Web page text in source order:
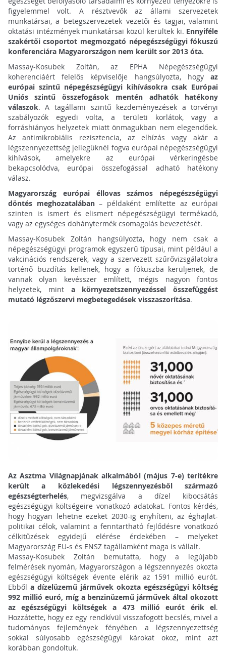
figyelemmel volt. A résztvevők az állami szervezetek
munkatársai, a betegszervezetek vezetői és tagjai, valamint
oktatási intézmények munkatársai közül kerültek ki. Ennyiféle
szakértői csoportot megmozgató népegészségügyi fókuszú
konferenciára Magyarországon nem került sor 2013 óta.
Massay-Kosubek Zoltán, az EPHA Népegészségügyi
koherenciáért felelős képviselője hangsúlyozta, hogyaz
európai szintű népegészségügyi kihívásokra csak Európai
Uniós szintű összefogások mentén adhatók hatékony
válaszok. A tagállami szintű kezdeményezések a törvényi
szabályozók egyedi volta, a területi korlátok, vagy a
forráshiányos helyzetek miatt önmagukban nem elegendőek.
Az antimikrobiális rezisztencia, az elhízás vagy akár a
légszennyezettség jellegüknél fogva európai népegészségügyi
kihívások, amelyekre az európai vérkeringésbe
bekapcsolódva, európai összefogással adható hatékony
válasz.
Magyarország európai éllovas számos népegészségügyi
döntés meghozatalában– példaként említette az európai
szinten is ismert és elismert népegészségügyi termékadó,
vagy az egységes dohánytermék csomagolás bevezetését.
Massay-Kosubek Zoltán hangsúlyozta, hogy nem csak a
népegészségügyi programok egyszerű típusai, mint például a
vakcinációs rendszerek, vagy a szervezett szűrővizsgálatokra
történő buzdítás kellenek, hogy a fókuszba kerüljenek, de
vannak olyan kevésszer említett, mégis nagyon fontos
helyzetek, mint a környezetszennyezéssel összefüggést
mutató légzőszervi megbetegedések visszaszorítása.
Az Asztma Világnapjának alkalmából (május 7-e) terítékre
került a közlekedési légszennyezésből származó
egészségterhelés, megvizsgálva a dízel kibocsátás
egészségügyi költségeire vonatkozó adatokat. Fontos kérdés,
hogy hogyan lehetne ezeket 2030-ig enyhíteni, az éghajlat-
politikai célok, valamint a fenntartható fejlődésre vonatkozó
célkitűzések egyidejű elérése érdekében – melyeket
Magyarország EU-s és ENSZ tagállamként maga is vállalt.
Massay-Kosubek Zoltán bemutatta, hogy a legújabb
felmérések nyomán, Magyarországon a légszennyezés okozta
egészségügyi költségek évente elérik az 1591 millió eurót.
Ebből a dízelüzemű járművek okozta egészségügyi költség
992 millió euró, míg a benzinüzemű járművek által okozott
az egészségügyi költségek a 473 millió eurót érik el.
Hozzátette, hogy ez egy rendkívül visszafogott becslés, mivel a
tudományos fejlemények fényében a légszennyezettség
sokkal súlyosabb egészségügyi károkat okoz, mint azt
korábban gondoltuk.